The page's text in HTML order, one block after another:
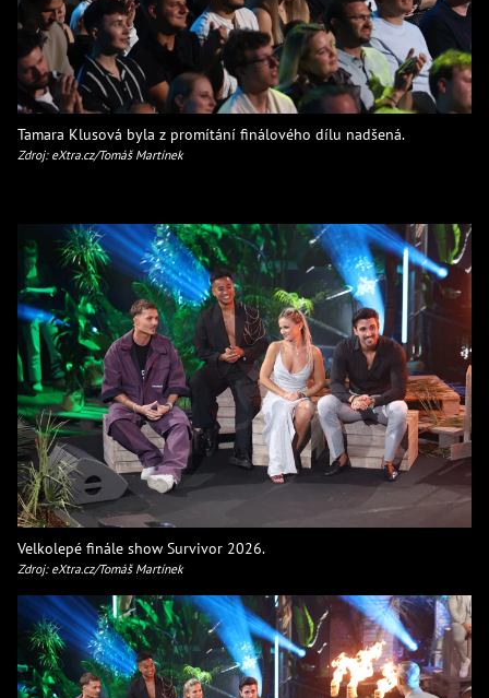
Tamara Klusová byla z promítání finálového dílu nadšená.
Zdroj: eXtra.cz/Tomáš Martínek
Velkolepé finále show Survivor 2026.
Zdroj: eXtra.cz/Tomáš Martínek